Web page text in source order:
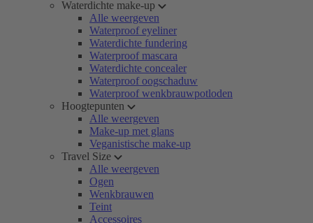
Waterdichte make-up
Alle weergeven
Waterproof eyeliner
Waterdichte fundering
Waterproof mascara
Waterdichte concealer
Waterproof oogschaduw
Waterproof wenkbrauwpotloden
Hoogtepunten
Alle weergeven
Make-up met glans
Veganistische make-up
Travel Size
Alle weergeven
Ogen
Wenkbrauwen
Teint
Accessoires